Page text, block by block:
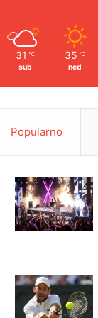
31 ℃
sub
35 ℃
ned
Popularno